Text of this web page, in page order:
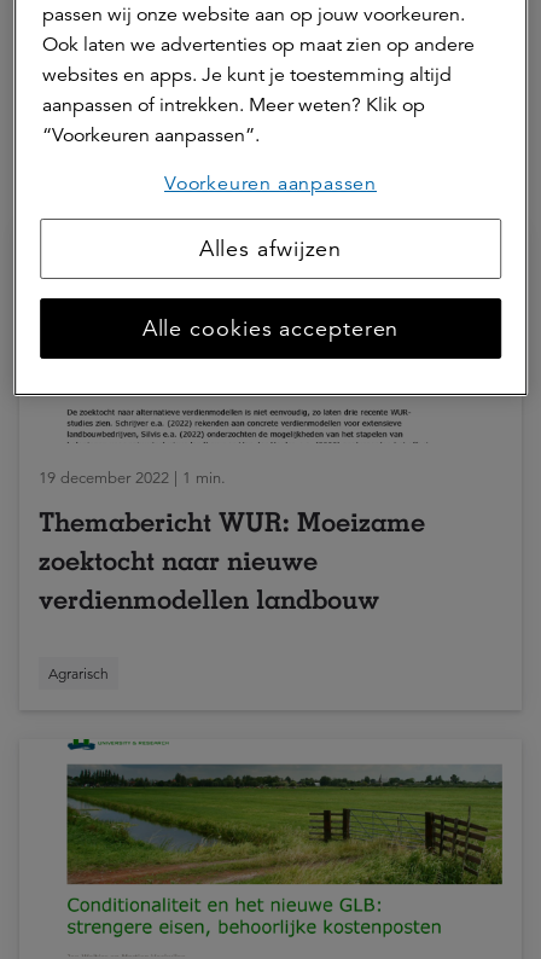
Rianne is marketing & communicatie adviseur bij a.s.r.
real assets.
Neem contact op
Hierna lezen
19 december 2022 | 1 min.
Themabericht WUR: Moeizame
zoektocht naar nieuwe
verdienmodellen landbouw
Agrarisch
passen wij onze website aan op jouw voorkeuren.
Ook laten we advertenties op maat zien op andere
websites en apps. Je kunt je toestemming altijd
aanpassen of intrekken. Meer weten? Klik op
“Voorkeuren aanpassen”.
Voorkeuren aanpassen
Alles afwijzen
Alle cookies accepteren